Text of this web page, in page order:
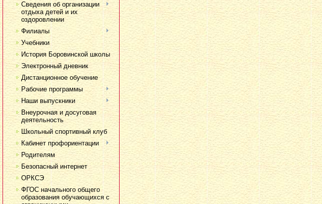
Сведения об организации
отдыха детей и их
оздоровлении
Филиалы
Учебники
История Боровинской школы
Электронный дневник
Дистанционное обучение
Рабочие программы
Наши выпускники
Внеурочная и досуговая
деятельность
Школьный спортивный клуб
Кабинет профориентации
Родителям
Безопасный интернет
ОРКСЭ
ФГОС начального общего
образования обучающихся с